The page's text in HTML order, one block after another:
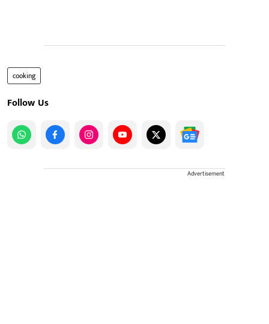
cooking
Follow Us
Advertisement